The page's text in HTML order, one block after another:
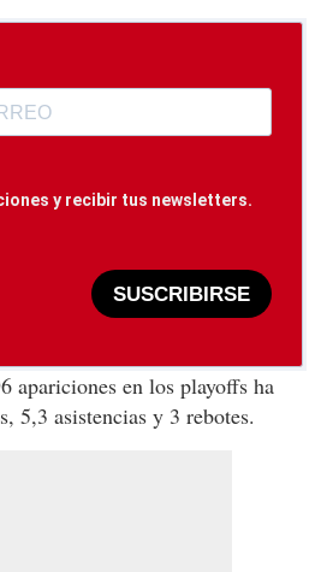
y recibir tus newsletters.
SUSCRIBIRSE
apariciones en los playoffs ha
5,3 asistencias y 3 rebotes.